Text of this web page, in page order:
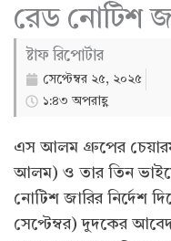
রেড নোটিশ
ষ্টাফ রিপোর্টার
সেপ্টেম্বর ২৫, ২০২৫
১:৪৩ অপরাহ্ণ
এস আলম গ্রুপের
আলম) ও তার তিন
নোটিশ জারির নির্দেশ
সেপ্টেম্বর) দুদকের